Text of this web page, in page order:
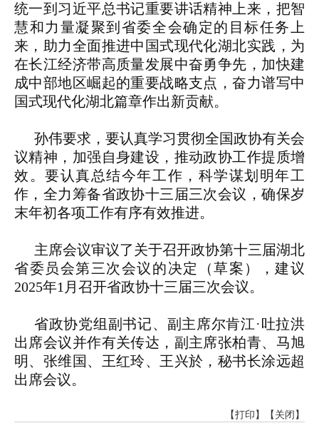
统一到习近平总书记重要讲话精神上来，把智
慧和力量凝聚到省委全会确定的目标任务上
来，助力全面推进中国式现代化湖北实践，为
在长江经济带高质量发展中奋勇争先，加快建
成中部地区崛起的重要战略支点，奋力谱写中
国式现代化湖北篇章作出新贡献。
孙伟要求，要认真学习贯彻全国政协有关会
议精神，加强自身建设，推动政协工作提质增
效。要认真总结今年工作，科学谋划明年工
作，全力筹备省政协十三届三次会议，确保岁
末年初各项工作有序有效推进。
主席会议审议了关于召开政协第十三届湖北
省委员会第三次会议的决定（草案），建议
2025年1月召开省政协十三届三次会议。
省政协党组副书记、副主席尔肯江·吐拉洪
出席会议并作有关传达，副主席张柏青、马旭
明、张维国、王红玲、王兴於，秘书长涂远超
出席会议。
【打印】 【关闭】